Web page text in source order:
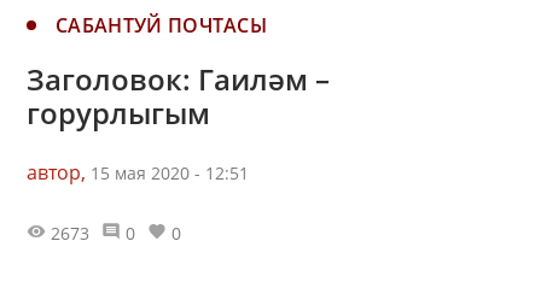
САБАНТУЙ ПОЧТАСЫ
Заголовок: Гаиләм –
горурлыгым
автор, 15 мая 2020 - 12:51
2673 0 0